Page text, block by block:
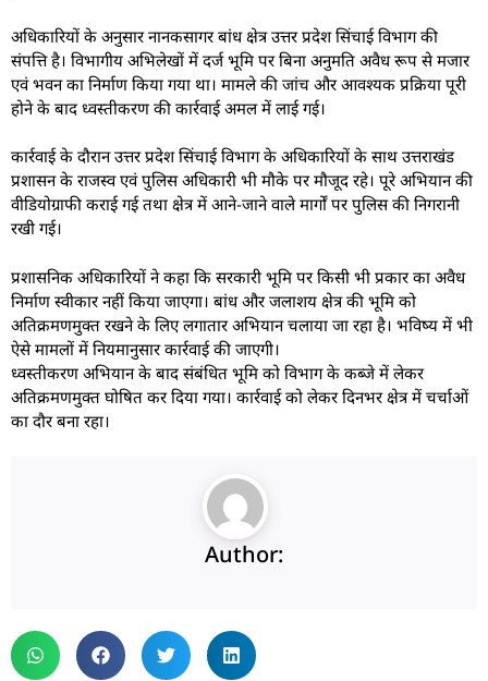
अधिकारियों के अनुसार नानकसागर बांध क्षेत्र उत्तर प्रदेश सिंचाई विभाग की
संपत्ति है। विभागीय अभिलेखों में दर्ज भूमि पर बिना अनुमति अवैध रूप से मजार
एवं भवन का निर्माण किया गया था। मामले की जांच और आवश्यक प्रक्रिया पूरी
होने के बाद ध्वस्तीकरण की कार्रवाई अमल में लाई गई।
कार्रवाई के दौरान उत्तर प्रदेश सिंचाई विभाग के अधिकारियों के साथ उत्तराखंड
प्रशासन के राजस्व एवं पुलिस अधिकारी भी मौके पर मौजूद रहे। पूरे अभियान की
वीडियोग्राफी कराई गई तथा क्षेत्र में आने-जाने वाले मार्गों पर पुलिस की निगरानी
रखी गई।
प्रशासनिक अधिकारियों ने कहा कि सरकारी भूमि पर किसी भी प्रकार का अवैध
निर्माण स्वीकार नहीं किया जाएगा। बांध और जलाशय क्षेत्र की भूमि को
अतिक्रमणमुक्त रखने के लिए लगातार अभियान चलाया जा रहा है। भविष्य में भी
ऐसे मामलों में नियमानुसार कार्रवाई की जाएगी।
ध्वस्तीकरण अभियान के बाद संबंधित भूमि को विभाग के कब्जे में लेकर
अतिक्रमणमुक्त घोषित कर दिया गया। कार्रवाई को लेकर दिनभर क्षेत्र में चर्चाओं
का दौर बना रहा।
Author: